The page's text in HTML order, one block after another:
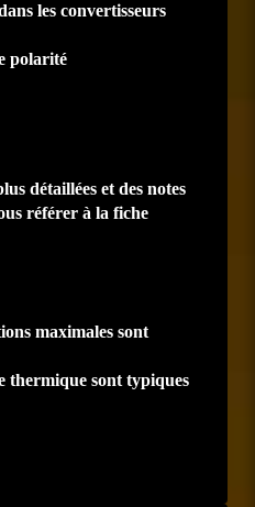
les convertisseurs
polarité
détaillées et des notes
référer à la fiche
maximales sont
thermique sont typiques